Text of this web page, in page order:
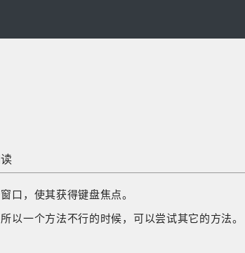
口，使其获得键盘焦点。
以一个方法不行的时候，可以尝试其它的方法。